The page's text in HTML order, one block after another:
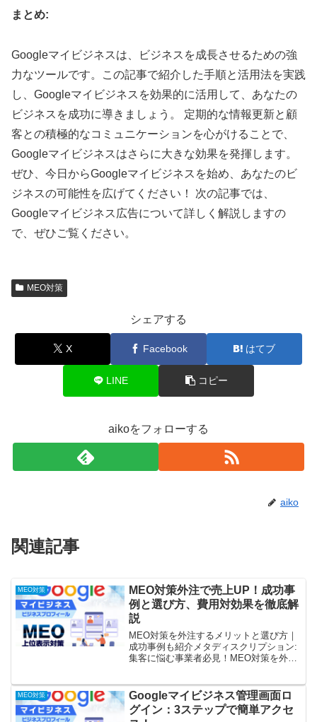
まとめ:
Googleマイビジネスは、ビジネスを成長させるための強
力なツールです。この記事で紹介した手順と活用法を実践
し、Googleマイビジネスを効果的に活用して、あなたの
ビジネスを成功に導きましょう。 定期的な情報更新と顧
客との積極的なコミュニケーションを心がけることで、
Googleマイビジネスはさらに大きな効果を発揮します。
ぜひ、今日からGoogleマイビジネスを始め、あなたのビ
ジネスの可能性を広げてください！ 次の記事では、
Googleマイビジネス広告について詳しく解説しますの
で、ぜひご覧ください。
MEO対策
シェアする
X Facebook はてブ
LINE コピー
aikoをフォローする
aiko
関連記事
MEO対策
MEO対策外注で売上UP！成功事
例と選び方、費用対効果を徹底解
説
MEO対策を外注するメリットと選び方｜
成功事例も紹介メタディスクリプション:
集客に悩む事業者必見！MEO対策を外注
な順位上昇を実現。費用対効果も考慮し
た賢い外注方法を...
MEO対策
Googleマイビジネス管理画面ロ
グイン：3ステップで簡単アクセ